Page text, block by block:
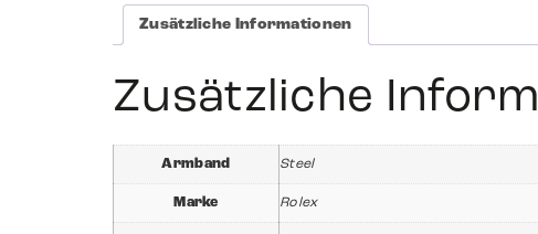
Zusätzliche Informationen
Zusätzliche
Armband Steel
Marke Rolex